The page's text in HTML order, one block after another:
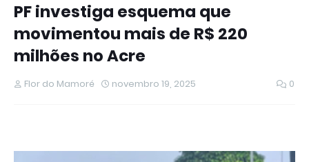
PF investiga esquema que
movimentou mais de R$ 220
milhões no Acre
Flor do Mamoré novembro 19, 2025 0